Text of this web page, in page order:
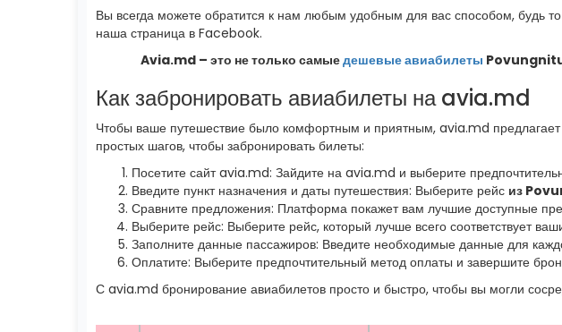
Вы всегда можете обратится к нам любым удобным для вас способом, будь
наша страница в Facebook.
Avia.md – это не только самыедешевые авиабилеты
Как забронировать авиабилеты на avia.md
Чтобы ваше путешествие было комфортным и приятным, avia.md
простых шагов, чтобы забронировать билеты:
Посетите сайт avia.md: Зайдите на avia.md и выберите
Введите пункт назначения и даты путешествия: Выберите рейс из
Сравните предложения: Платформа покажет вам лучшие доступные
Выберите рейс: Выберите рейс, который лучше всего соответствует
Заполните данные пассажиров: Введите необходимые данные для
Оплатите: Выберите предпочтительный метод оплаты и завершите
С avia.md бронирование авиабилетов просто и быстро, чтобы вы могли